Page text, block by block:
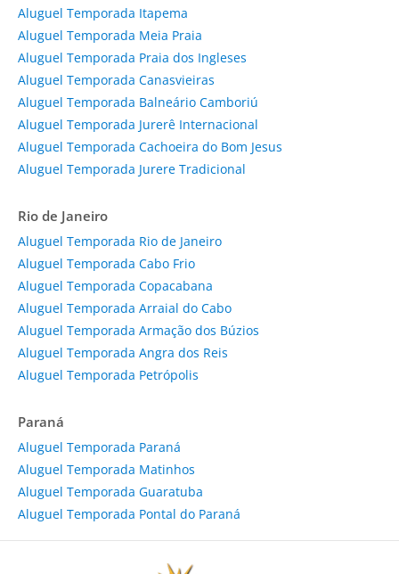
Aluguel Temporada Itapema
Aluguel Temporada Meia Praia
Aluguel Temporada Praia dos Ingleses
Aluguel Temporada Canasvieiras
Aluguel Temporada Balneário Camboriú
Aluguel Temporada Jurerê Internacional
Aluguel Temporada Cachoeira do Bom Jesus
Aluguel Temporada Jurere Tradicional
Rio de Janeiro
Aluguel Temporada Rio de Janeiro
Aluguel Temporada Cabo Frio
Aluguel Temporada Copacabana
Aluguel Temporada Arraial do Cabo
Aluguel Temporada Armação dos Búzios
Aluguel Temporada Angra dos Reis
Aluguel Temporada Petrópolis
Paraná
Aluguel Temporada Paraná
Aluguel Temporada Matinhos
Aluguel Temporada Guaratuba
Aluguel Temporada Pontal do Paraná